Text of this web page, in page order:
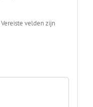
Vereiste velden zijn